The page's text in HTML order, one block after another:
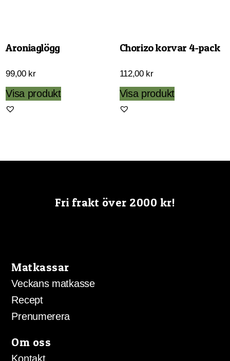
på
Aroniaglögg
99,00 kr
Visa produkt
Chorizo korvar 4-pack
112,00 kr
Visa produkt
Fri frakt över 2000 kr!
Matkassar
Veckans matkasse
Recept
Prenumerera
Om oss
Kontakt